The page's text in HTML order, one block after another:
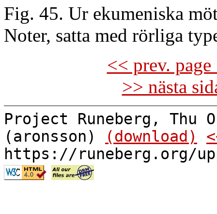
Fig. 45. Ur ekumeniska
Noter, satta med rörliga
<< prev.
>> nästa
Project Runeberg, Thu
(aronsson)
(download)
https://runeberg.org/